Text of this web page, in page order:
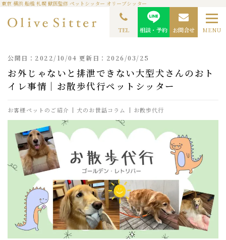
東京 横浜 船橋 札幌 獣医監修 ペットシッター オリーブシッター
MENU
TEL 相談・予約 お問合せ
お客様ペットのご紹介
お外じゃないと排泄できない
大型犬さんのおトイレ事情｜お散歩代行ペットシッター
公開日：2022/10/04 更新日：2026/03/25
お外じゃないと排泄できない大型犬さんのおト
イレ事情｜お散歩代行ペットシッター
お客様ペットのご紹介 犬のお世話コラム お散歩代行